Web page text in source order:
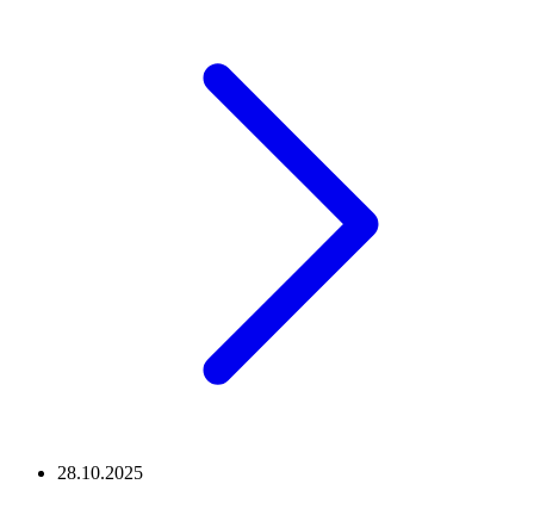
28.10.2025